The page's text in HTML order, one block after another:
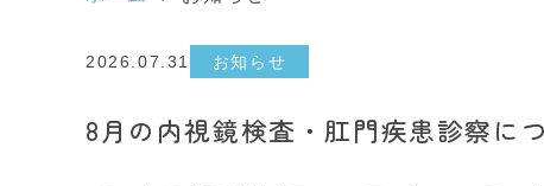
2026.07.31 お知らせ
8月の内視鏡検査・肛門疾患診察に